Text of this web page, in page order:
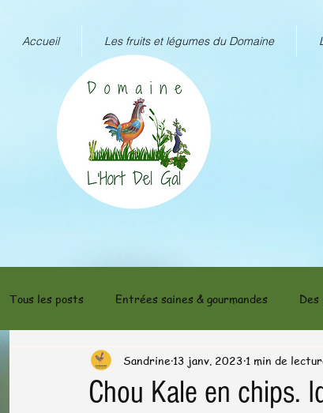
Accueil Les fruits et légumes du Domaine
Tous les posts Entrées saines & gourmandes
Préparation & cuisson Trucs & astuces en cuisine
Chou Kale en chips.
Sandrine 13 janv. 2023 1 min de